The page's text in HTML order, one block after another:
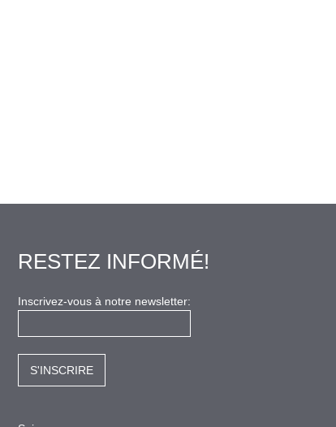
RESTEZ INFORMÉ!
Inscrivez-vous à notre newsletter: